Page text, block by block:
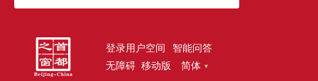
登录用户空间 智能问答
无障碍 移动版 简体